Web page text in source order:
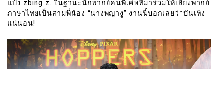
แป้ง zbing z. ในฐานะนักพากย์คนพิเศษที่มาร่วมให้เสียงพากย์
ภาษาไทยเป็นสามพี่น้อง “นางพญางู” งานนี้บอกเลยว่าบันเทิง
แน่นอน!